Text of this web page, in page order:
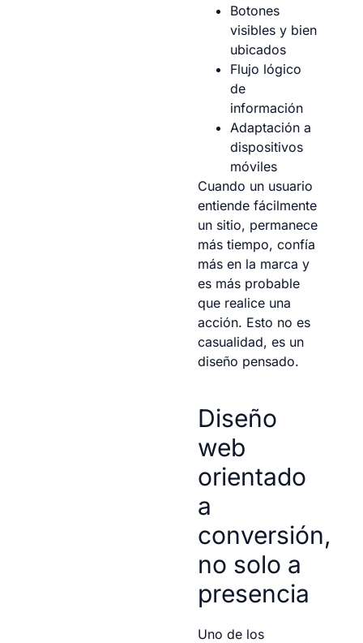
Botones
visibles y bien
ubicados
Flujo lógico
de
información
Adaptación a
dispositivos
móviles
Cuando un usuario
entiende fácilmente
un sitio, permanece
más tiempo, confía
más en la marca y
es más probable
que realice una
acción. Esto no es
casualidad, es un
diseño pensado.
Diseño
web
orientado
a
conversión,
no solo a
presencia
Uno de los